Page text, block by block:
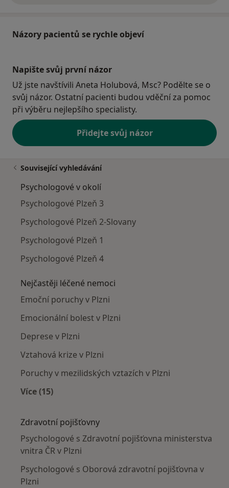
Názory pacientů se rychle objeví
Napište svůj první názor
Už jste navštívili Aneta Holubová, Msc? Podělte se o
svůj názor. Ostatní pacienti budou vděční za pomoc
při výběru nejlepšího specialisty.
Přidejte svůj názor
Související vyhledávání
Psychologové v okolí
Psychologové Plzeň 3
Psychologové Plzeň 2-Slovany
Psychologové Plzeň 1
Psychologové Plzeň 4
Nejčastěji léčené nemoci
Emoční poruchy v Plzni
Emocionální bolest v Plzni
Deprese v Plzni
Vztahová krize v Plzni
Poruchy v mezilidských vztazích v Plzni
Více (15)
Zdravotní pojišťovny
Psychologové s Zdravotní pojišťovna ministerstva
vnitra ČR v Plzni
Psychologové s Oborová zdravotní pojišťovna v
Plzni